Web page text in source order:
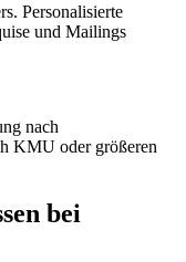
Personalisierte
und Mailings
nach
KMU oder größeren
bei